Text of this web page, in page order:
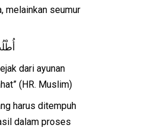
melainkan seumur
dari ayunan
(HR. Muslim)
harus ditempuh
dalam proses